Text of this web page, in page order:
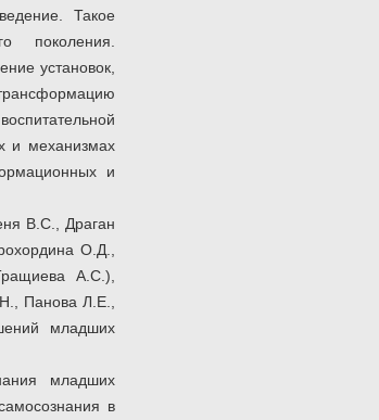
Такое
поколения.
установок,
и механизмах
и
В.С., Драган
О.Д.,
А.С.),
Панова Л.Е.,
младших
младших
в